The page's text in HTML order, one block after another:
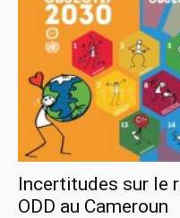
Incertitudes sur le
ODD au Cameroun